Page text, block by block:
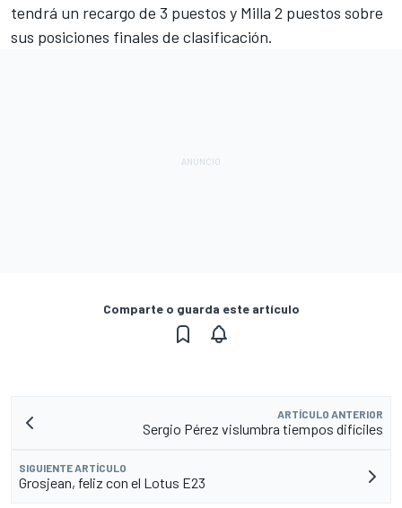
tendrá un recargo de 3 puestos y Milla 2 puestos sobre
sus posiciones finales de clasificación.
Comparte o guarda este artículo
ARTÍCULO ANTERIOR
Sergio Pérez vislumbra tiempos difíciles
SIGUIENTE ARTÍCULO
Grosjean, feliz con el Lotus E23